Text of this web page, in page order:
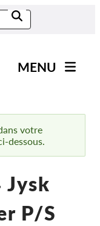
MENU
votre
dessous.
Jysk
P/S